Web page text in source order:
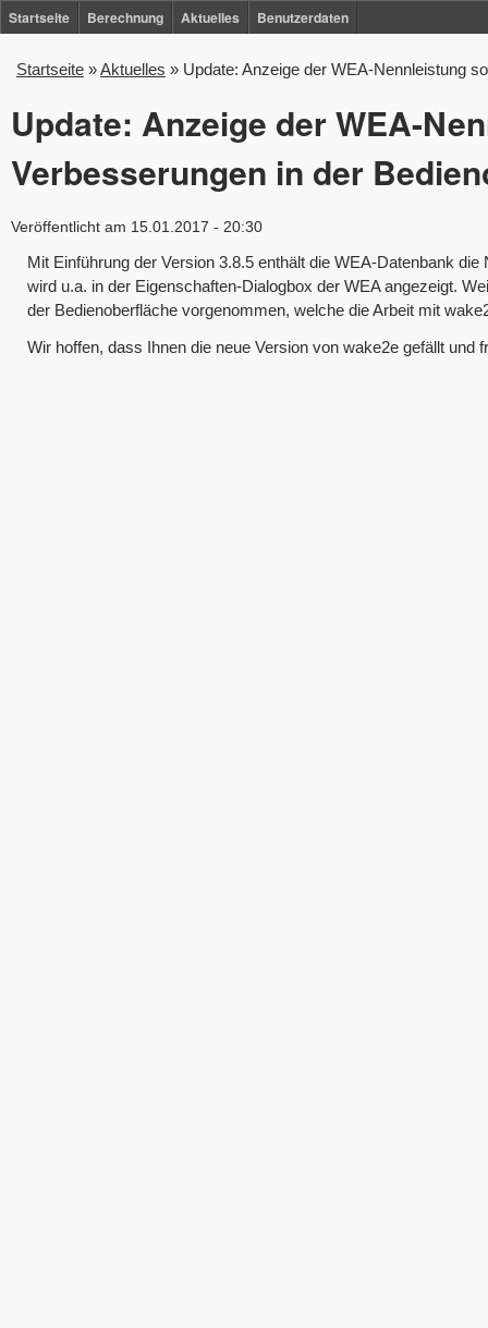
Inhalt
Startseite Berechnung Aktuelles Benutzerdaten
Sie
hier
Startseite »Aktuelles » Update: Anzeige der WEA-Nennleistung
Update: Anzeige der WEA-
Verbesserungen in der
Veröffentlicht am 15.01.2017 - 20:30
Mit Einführung der Version 3.8.5 enthält die WEA-Datenbank
wird u.a. in der Eigenschaften-Dialogbox der WEA angezeigt.
der Bedienoberfläche vorgenommen, welche die Arbeit mit
Wir hoffen, dass Ihnen die neue Version von wake2e gefällt und